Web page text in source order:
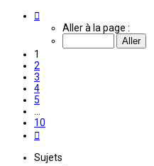
Aller à la page :
1
2
3
4
5
10
Sujets